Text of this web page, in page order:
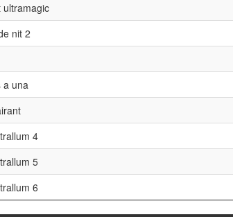
ultramagic
nit 2
a una
4
5
6